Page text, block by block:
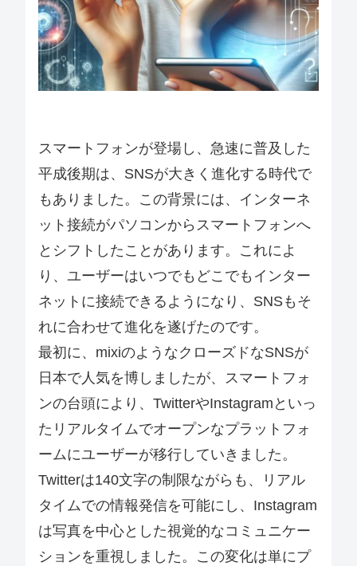
スマートフォンが登場し、急速に普及した
平成後期は、SNSが大きく進化する時代で
もありました。この背景には、インターネ
ット接続がパソコンからスマートフォンへ
とシフトしたことがあります。これによ
り、ユーザーはいつでもどこでもインター
ネットに接続できるようになり、SNSもそ
れに合わせて進化を遂げたのです。
最初に、mixiのようなクローズドなSNSが
日本で人気を博しましたが、スマートフォ
ンの台頭により、TwitterやInstagramといっ
たリアルタイムでオープンなプラットフォ
ームにユーザーが移行していきました。
Twitterは140文字の制限ながらも、リアル
タイムでの情報発信を可能にし、Instagram
は写真を中心とした視覚的なコミュニケー
ションを重視しました。この変化は単にプ